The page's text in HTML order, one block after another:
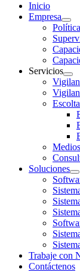
Inicio
Empresa
Servicios
Soluciones
Trabaje con
Contáctenos